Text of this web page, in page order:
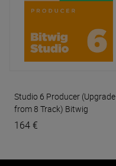
Studio 6 Producer (Upgrade
from 8 Track) Bitwig
164 €